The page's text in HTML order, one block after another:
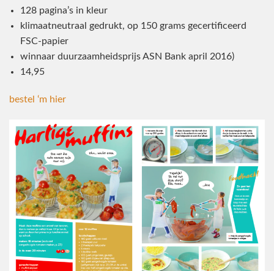
128 pagina’s in kleur
klimaatneutraal gedrukt, op 150 grams gecertificeerd
FSC-papier
winnaar duurzaamheidsprijs ASN Bank april 2016)
14,95
bestel ‘m hier